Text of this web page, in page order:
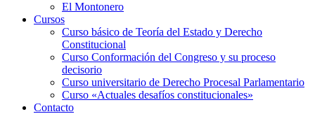
El Montonero
Cursos
Curso básico de Teoría del Estado y Derecho
Constitucional
Curso Conformación del Congreso y su proceso
decisorio
Curso universitario de Derecho Procesal Parlamentario
Curso «Actuales desafíos constitucionales»
Contacto